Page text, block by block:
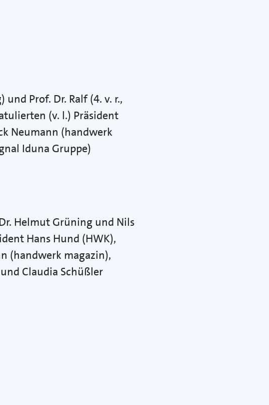
und Prof. Dr. Ralf (4. v. r.,
(v. l.) Präsident
Neumann (handwerk
Iduna Gruppe)
Helmut Grüning und Nils
Hans Hund (HWK),
(handwerk magazin),
Claudia Schüßler